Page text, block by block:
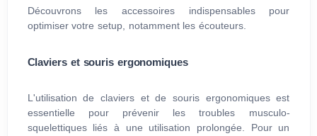
Découvrons les accessoires indispensables pour
optimiser votre setup, notamment les écouteurs.
Claviers et souris ergonomiques
L'utilisation de claviers et de souris ergonomiques est
essentielle pour prévenir les troubles musculo-
squelettiques liés à une utilisation prolongée. Pour un